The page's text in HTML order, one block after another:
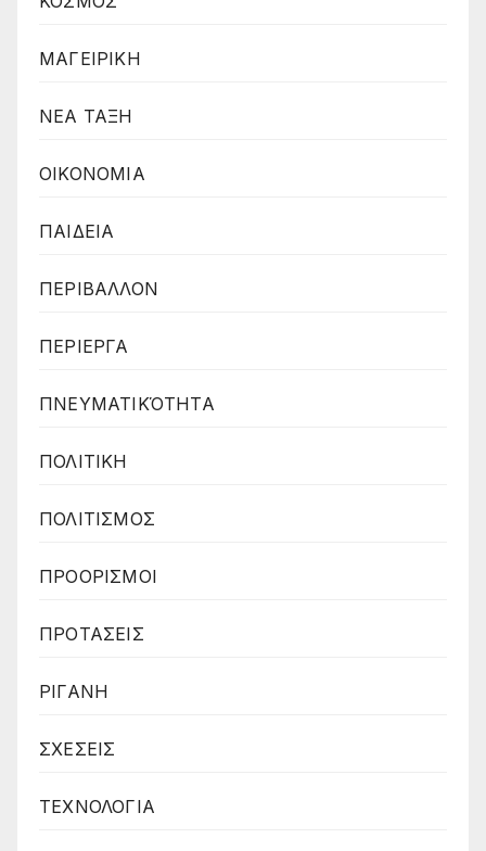
ΜΑΓΕΙΡΙΚΗ
ΝΕΑ ΤΑΞΗ
ΟΙΚΟΝΟΜΙΑ
ΠΑΙΔΕΙΑ
ΠΕΡΙΒΑΛΛΟΝ
ΠΕΡΙΕΡΓΑ
ΠΝΕΥΜΑΤΙΚΌΤΗΤΑ
ΠΟΛΙΤΙΚΗ
ΠΟΛΙΤΙΣΜΟΣ
ΠΡΟΟΡΙΣΜΟΙ
ΠΡΟΤΑΣΕΙΣ
ΡΙΓΑΝΗ
ΣΧΕΣΕΙΣ
ΤΕΧΝΟΛΟΓΙΑ